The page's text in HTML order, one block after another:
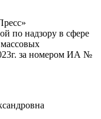
по надзору в сфере
за номером ИА №